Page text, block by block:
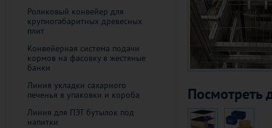
Роликовый конвейер для
крупногабаритных древесных
плит
Конвейерная система подачи
кормов на фасовку в жестяные
банки
Линия укладки сахарного
печенья в упаковки и короба
Линия для ПЭТ бутылок под
напитки
Посмотреть